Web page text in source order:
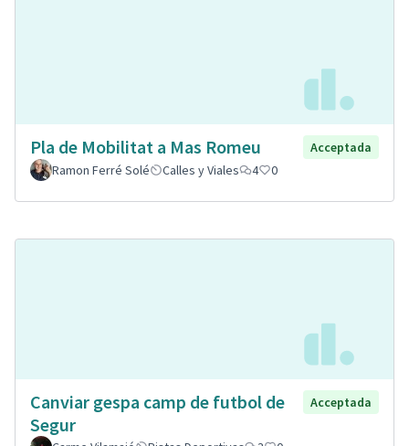
Pla de Mobilitat a Mas Romeu
Acceptada
Ramon Ferré Solé
Calles y Viales 4 0
Canviar gespa camp de futbol de
Segur
Acceptada